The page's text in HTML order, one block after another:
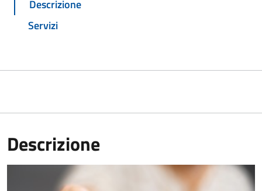
Descrizione
Servizi
Descrizione